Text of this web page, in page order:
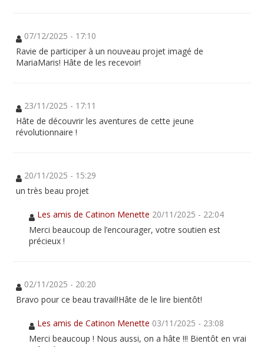
07/12/2025 - 17:10
Ravie de participer à un nouveau projet imagé de
MariaMaris! Hâte de les recevoir!
23/11/2025 - 17:11
Hâte de découvrir les aventures de cette jeune
révolutionnaire !
20/11/2025 - 15:29
un très beau projet
Les amis de Catinon Menette 20/11/2025 - 22:04
Merci beaucoup de l’encourager, votre soutien est
précieux !
02/11/2025 - 20:20
Bravo pour ce beau travail!Hâte de le lire bientôt!
Les amis de Catinon Menette 03/11/2025 - 23:08
Merci beaucoup ! Nous aussi, on a hâte !!! Bientôt en vrai